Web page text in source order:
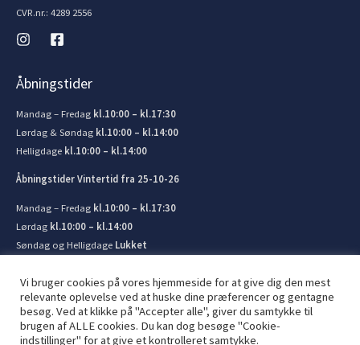
CVR.nr.: 4289 2556
Åbningstider
Mandag – Fredag kl.10:00 – kl.17:30
Lørdag & Søndag kl.10:00 – kl.14:00
Helligdage kl.10:00 – kl.14:00
Åbningstider Vintertid fra 25-10-26
Mandag – Fredag kl.10:00 – kl.17:30
Lørdag kl.10:00 – kl.14:00
Søndag og Helligdage Lukket
© 2026 Kronborg Marine og Bådudstyr. Lavet af JIT ApS
Vi bruger cookies på vores hjemmeside for at give dig den mest
relevante oplevelse ved at huske dine præferencer og gentagne
besøg. Ved at klikke på "Accepter alle", giver du samtykke til
brugen af ​​ALLE cookies. Du kan dog besøge "Cookie-
indstillinger" for at give et kontrolleret samtykke.